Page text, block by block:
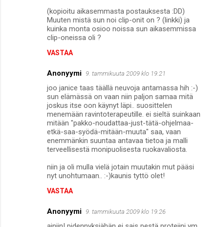
(kopioitu aikasemmasta postauksesta :DD)
Muuten mistä sun noi clip-onit on ? (linkki) ja
kuinka monta osioo noissa sun aikasemmissa
clip-oneissa oli ?
VASTAA
Anonyymi 9. tammikuuta 2009 klo 19.21
joo janice taas täällä neuvoja antamassa hih :-)
sun elämässä on vaan niin paljon samaa mitä
joskus itse oon käynyt läpi.. suosittelen
menemään ravintoterapeutille. ei sieltä suinkaan
mitään "pakko-noudattaa-just-tätä-ohjelmaa-
etkä-saa-syödä-mitään-muuta" saa, vaan
enemmänkin suuntaa antavaa tietoa ja malli
terveellisestä monipuolisesta ruokavaliosta.
niin ja oli mulla vielä jotain muutakin mut pääsi
nyt unohtumaan.. :-)kaunis tyttö olet!
VASTAA
Anonyymi 9. tammikuuta 2009 klo 19.26